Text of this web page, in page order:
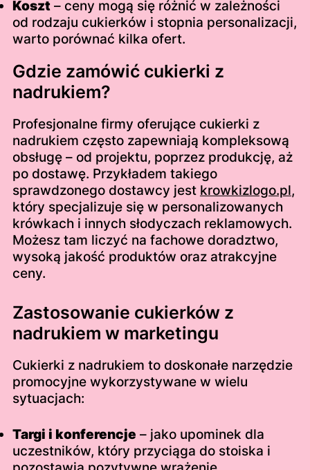
Koszt– ceny mogą się różnić w zależności
od rodzaju cukierków i stopnia personalizacji,
warto porównać kilka ofert.
Gdzie zamówić cukierki z
nadrukiem?
Profesjonalne firmy oferujące cukierki z
nadrukiem często zapewniają kompleksową
obsługę – od projektu, poprzez produkcję, aż
po dostawę. Przykładem takiego
sprawdzonego dostawcy jest krowkizlogo.pl,
który specjalizuje się w personalizowanych
krówkach i innych słodyczach reklamowych.
Możesz tam liczyć na fachowe doradztwo,
wysoką jakość produktów oraz atrakcyjne
ceny.
Zastosowanie cukierków z
nadrukiem w marketingu
Cukierki z nadrukiem to doskonałe narzędzie
promocyjne wykorzystywane w wielu
sytuacjach:
Targi i konferencje – jako upominek dla
uczestników, który przyciąga do stoiska i